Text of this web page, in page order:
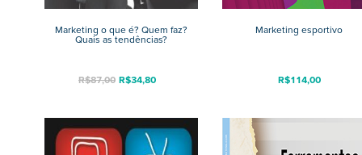
Marketing esportivo
R$114,00
Marketing o que é? Quem faz?
Quais as tendências?
R$87,00 R$34,80